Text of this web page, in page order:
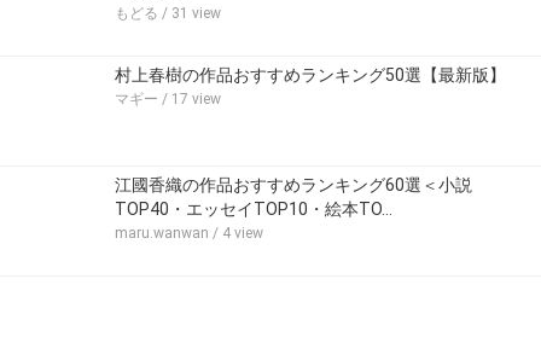
もどる / 31 view
村上春樹の作品おすすめランキング50選【最新版】
マギー / 17 view
江國香織の作品おすすめランキング60選＜小説
TOP40・エッセイTOP10・絵本TO…
maru.wanwan / 4 view